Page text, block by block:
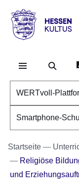
Hessen
Kultus
WERTvoll-
Smartphone-
Startseite
Religiöse
und